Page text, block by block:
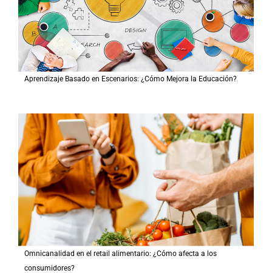
Aprendizaje Basado en Escenarios: ¿Cómo Mejora la Educación?
Omnicanalidad en el retail alimentario: ¿Cómo afecta a los
consumidores?